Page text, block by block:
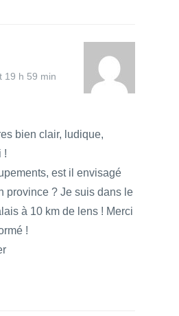
19 h 59 min
bien clair, ludique,
!
est il envisagé
province ? Je suis dans le
à 10 km de lens ! Merci
!